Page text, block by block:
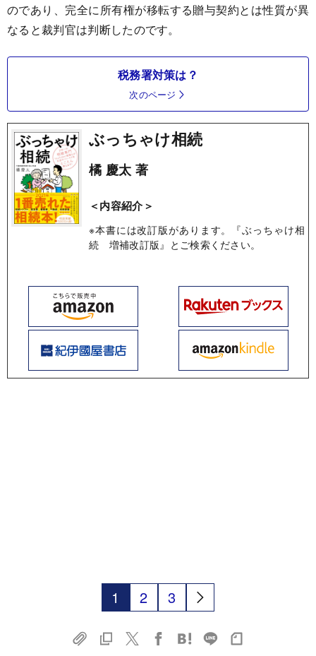
のであり、完全に所有権が移転する贈与契約とは性質が異
なると裁判官は判断したのです。
税務署対策は？
次のページ
ぶっちゃけ相続
橘 慶太 著
＜内容紹介＞
※本書には改訂版があります。『ぶっちゃけ相
続 増補改訂版』とご検索ください。
1 2 3